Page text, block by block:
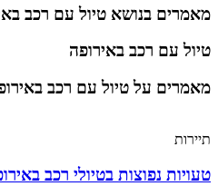
מאמרים בנושא טיול עם רכב
טיול עם רכב באירופה
מאמרים על טיול עם רכב
תיירות
טעויות נפוצות בטיולי רכב